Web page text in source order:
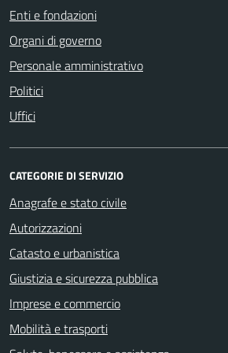
Enti e fondazioni
Organi di governo
Personale amministrativo
Politici
Uffici
CATEGORIE DI SERVIZIO
Anagrafe e stato civile
Autorizzazioni
Catasto e urbanistica
Giustizia e sicurezza pubblica
Imprese e commercio
Mobilità e trasporti